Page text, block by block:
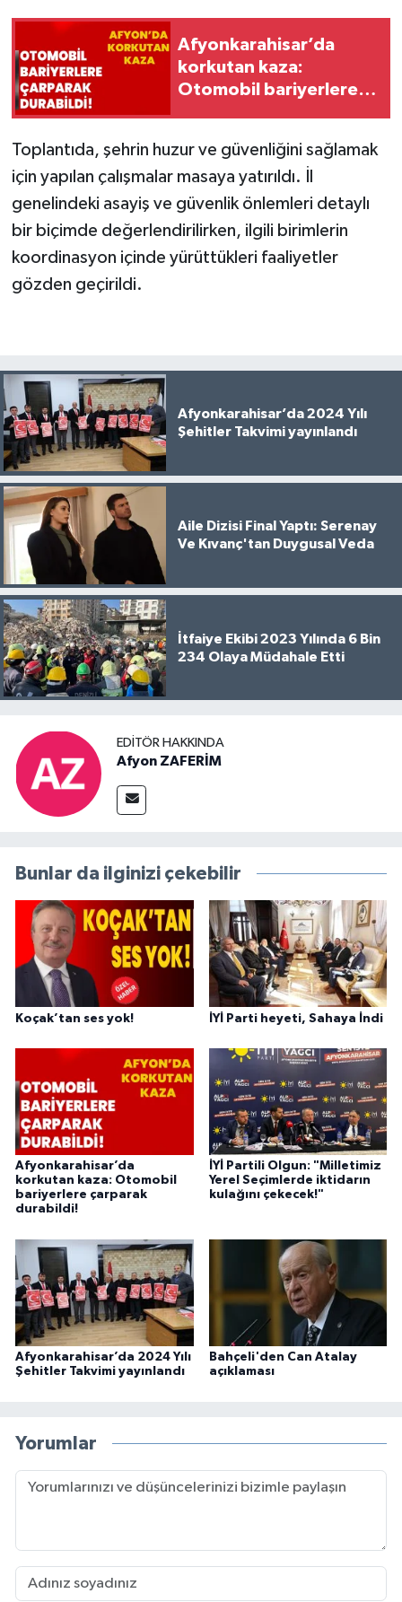
Afyonkarahisar’da
korkutan kaza:
Otomobil bariyerlere
Toplantıda, şehrin huzur ve güvenliğini sağlamak
için yapılan çalışmalar masaya yatırıldı. İl
genelindeki asayiş ve güvenlik önlemleri detaylı
bir biçimde değerlendirilirken, ilgili birimlerin
koordinasyon içinde yürüttükleri faaliyetler
gözden geçirildi.
Afyonkarahisar’da 2024 Yılı
Şehitler Takvimi yayınlandı
Aile Dizisi Final Yaptı: Serenay
Ve Kıvanç'tan Duygusal Veda
İtfaiye Ekibi 2023 Yılında 6 Bin
234 Olaya Müdahale Etti
EDITÖR HAKKINDA
Afyon ZAFERİM
Bunlar da ilginizi çekebilir
Koçak’tan ses yok! İYİ Parti heyeti, Sahaya İndi
Afyonkarahisar’da
korkutan kaza: Otomobil
bariyerlere çarparak
durabildi!
İYİ Partili Olgun: "Milletimiz
Yerel Seçimlerde iktidarın
kulağını çekecek!"
Afyonkarahisar’da 2024 Yılı
Şehitler Takvimi yayınlandı
Bahçeli'den Can Atalay
açıklaması
Yorumlar